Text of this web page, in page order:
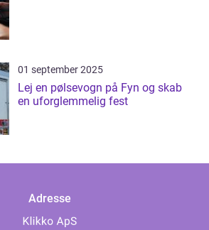
01 september 2025
Lej en pølsevogn på Fyn og skab
en uforglemmelig fest
Adresse